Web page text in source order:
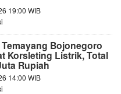
19:00 WIB
Bojonegoro
Korsleting Listrik, Total
Rupiah
14:00 WIB